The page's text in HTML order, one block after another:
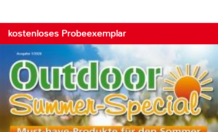
kostenloses Probeexemplar